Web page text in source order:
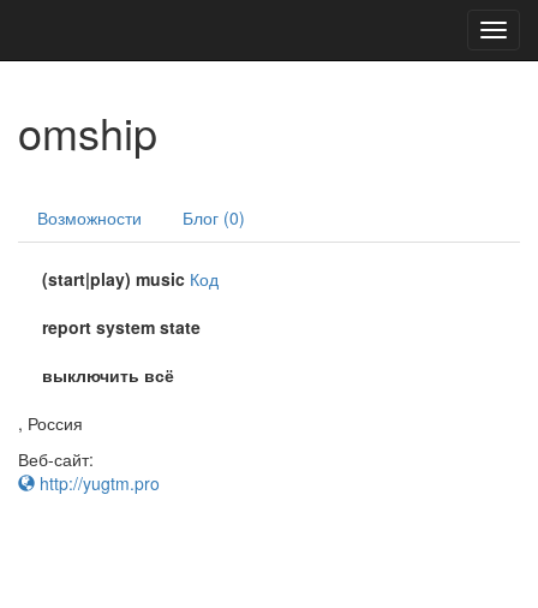
omship
Возможности Блог (0)
(start|play) music Код
report system state
выключить всё
, Россия
Веб-сайт:
http://yugtm.pro